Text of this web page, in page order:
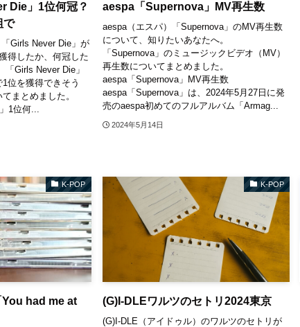
Die」1位何冠？
で
Girls Never Die」が
得したか、何冠した
Girls Never Die」
位を獲得できそう
まとめました。
1位何...
aespa「Supernova」MV再生数
aespa（エスパ）「Supernova」のMV再生数
について、知りたいあなたへ。
「Supernova」のミュージックビデオ（MV）
再生数についてまとめました。
aespa「Supernova」MV再生数
aespa「Supernova」は、2024年5月27日に発
売のaespa初めてのフルアルバム「Armag...
2024年5月14日
K-POP
had me at
K-POP
(G)I-DLEワルツのセトリ2024東京
(G)I-DLE（アイドゥル）のワルツのセトリが